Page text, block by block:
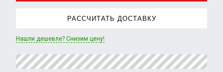
РАССЧИТАТЬ ДОСТАВКУ
Нашли дешевле? Снизим цену!